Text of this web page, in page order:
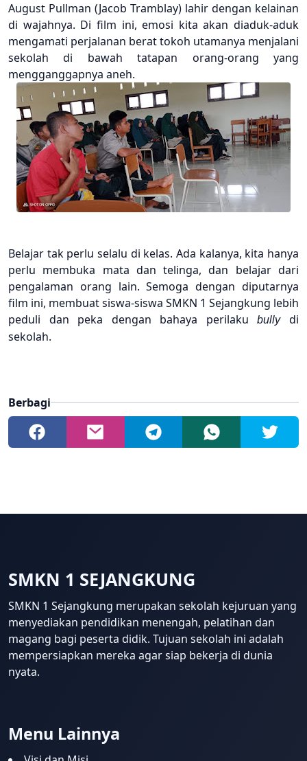
August Pullman (Jacob Tramblay) lahir dengan kelainan
di wajahnya. Di film ini, emosi kita akan diaduk-aduk
mengamati perjalanan berattokoh utamanya menjalani
sekolah di bawah
tatapan orang-orang yang
mengganggapnya aneh.
Belajar tak perlu selalu di kelas. Ada kalanya, kita hanya
perlu membuka mata dan telinga, dan belajar dari
pengalaman orang lain. Semoga dengan diputarnya
film ini, membuatsiswa-siswa SMKN 1 Sejangkung lebih
peduli dan peka
dengan bahaya perilaku bullydi
sekolah.
Berbagi
SMKN 1 SEJANGKUNG
SMKN 1 Sejangkung merupakan sekolah kejuruan yang
menyediakan pendidikan menengah, pelatihan dan
magang bagi peserta didik. Tujuan sekolah ini adalah
mempersiapkan mereka agar siap bekerja di dunia
nyata.
Menu Lainnya